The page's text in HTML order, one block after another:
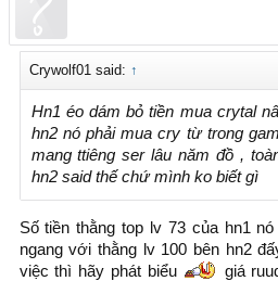
Crywolf01 said: ↑
Hn1 éo dám bỏ tiền mua crytal
hn2 nó phải mua cry từ trong
mang ttiêng ser lâu năm đồ ,
hn2 said thế chứ mình ko biết gì
Số tiền thằng top lv 73 của hn1
ngang với thằng lv 100 bên hn2
việc thì hãy phát biểu
giá